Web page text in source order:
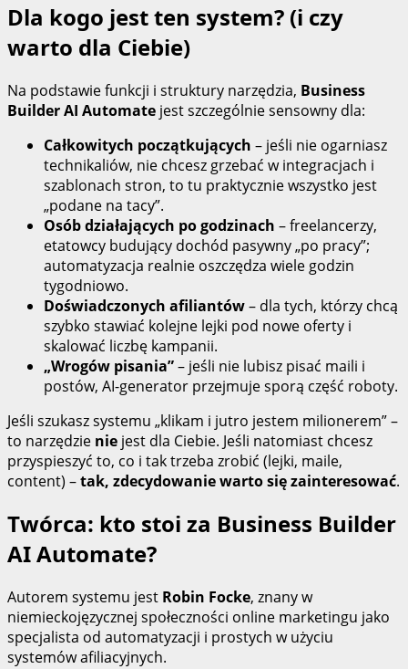
Dla kogo jest ten system? (i czy
warto dla Ciebie)
Na podstawie funkcji i struktury narzędzia, Business
Builder AI Automate jest szczególnie sensowny dla:
Całkowitych początkujących – jeśli nie ogarniasz
technikaliów, nie chcesz grzebać w integracjach i
szablonach stron, to tu praktycznie wszystko jest
„podane na tacy”.
Osób działających po godzinach – freelancerzy,
etatowcy budujący dochód pasywny „po pracy”;
automatyzacja realnie oszczędza wiele godzin
tygodniowo.
Doświadczonych afiliantów– dla tych, którzy chcą
szybko stawiać kolejne lejki pod nowe oferty i
skalować liczbę kampanii.
„Wrogów pisania”– jeśli nie lubisz pisać maili i
postów, AI‑generator przejmuje sporą część roboty.
Jeśli szukasz systemu „klikam i jutro jestem milionerem” –
to narzędzie nie jest dla Ciebie. Jeśli natomiast chcesz
przyspieszyć to, co i tak trzeba zrobić (lejki, maile,
content) –tak, zdecydowanie warto się zainteresować.
Twórca: kto stoi za Business Builder
AI Automate?
Autorem systemu jest Robin Focke, znany w
niemieckojęzycznej społeczności online marketingu jako
specjalista od automatyzacji i prostych w użyciu
systemów afiliacyjnych.